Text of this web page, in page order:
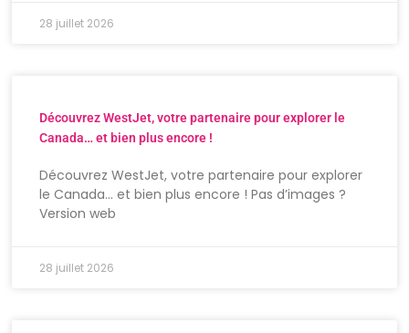
28 juillet 2026
Découvrez WestJet, votre partenaire pour explorer le
Canada… et bien plus encore !
Découvrez WestJet, votre partenaire pour explorer
le Canada… et bien plus encore ! Pas d’images ?
Version web
28 juillet 2026